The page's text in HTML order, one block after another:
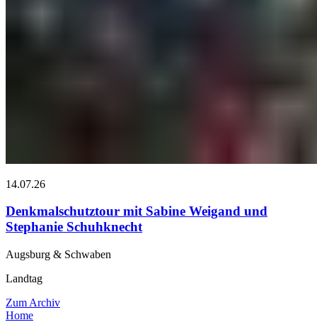
14.07.26
Denkmalschutztour mit Sabine Weigand und
Stephanie Schuhknecht
Augsburg & Schwaben
Landtag
Zum Archiv
Home